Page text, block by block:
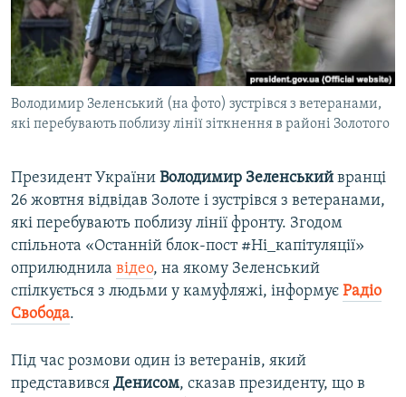
ВІДЕОУРОКИ «ELIFBE»
СВІДЧЕННЯ ОКУПАЦІЇ
УКРАЇНСЬКА ПРОБЛЕМА КРИМУ
ІНФОГРАФІКА
Русский
Qırımtatar
ДОЛУЧАЙСЯ!
Усі сайти RFE/RL
Володимир Зеленський (на фото) зустрівся з ветеранами,
які перебувають поблизу лінії зіткнення в районі Золотого
Президент України Володимир Зеленський вранці
26 жовтня відвідав Золоте і зустрівся з ветеранами,
які перебувають поблизу лінії фронту. Згодом
спільнота «Останній блок-пост #Ні_капітуляції»
оприлюднила відео, на якому Зеленський
спілкується з людьми у камуфляжі, інформує Радіо
Свобода.
Під час розмови один із ветеранів, який
представився Денисом, сказав президенту, що в